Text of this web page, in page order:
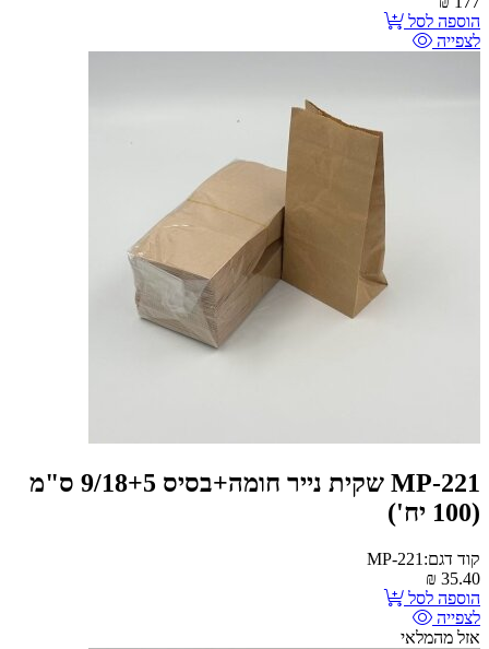
הוספה לסל
לצפייה
MP-221 שקית נייר חומה+בסיס 9/18+5 ס"מ
(100 יח')
קוד דגם:MP-221
35.40
₪
הוספה לסל
לצפייה
אזל מהמלאי